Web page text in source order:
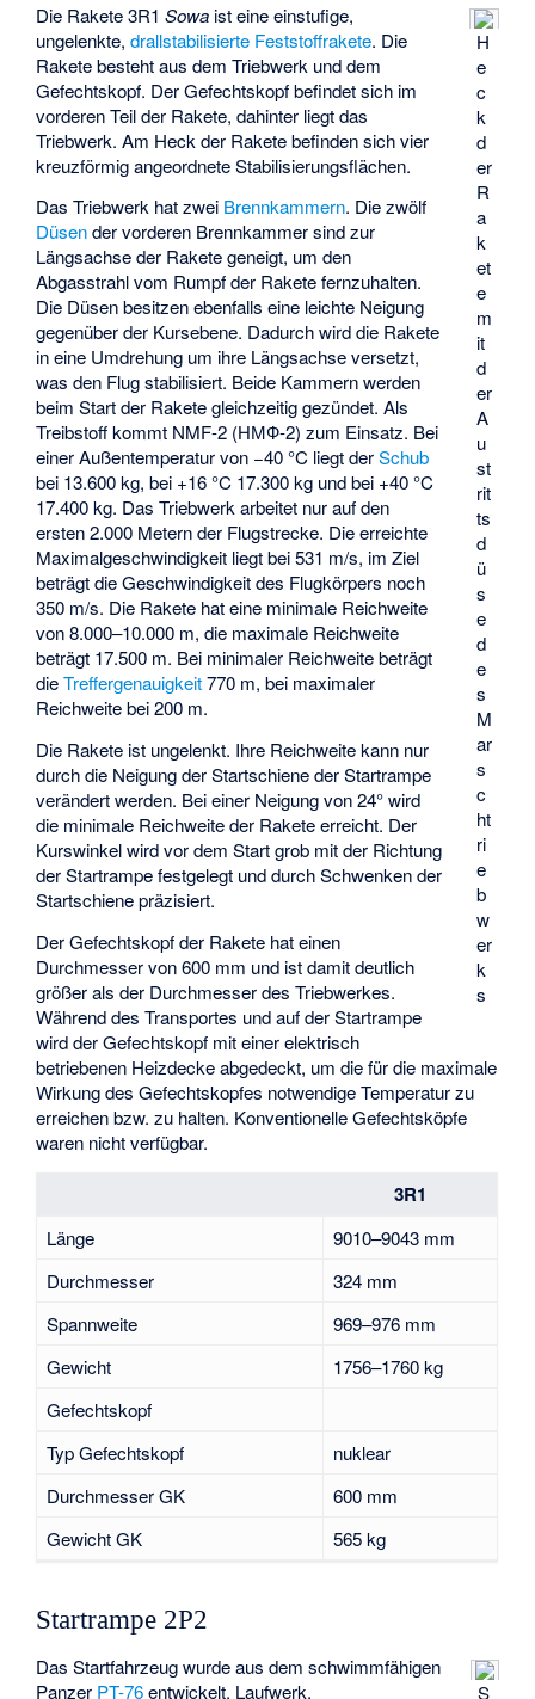
H
e
c
k
d
er
R
a
k
et
e
m
it
d
er
A
u
st
rit
ts
d
ü
s
e
d
e
s
M
ar
s
c
ht
ri
e
b
w
er
k
s
Die Rakete 3R1Sowa ist eine einstufige,
ungelenkte,drallstabilisierte Feststoffrakete. Die
Rakete besteht aus dem Triebwerk und dem
Gefechtskopf. Der Gefechtskopf befindet sich im
vorderen Teil der Rakete, dahinter liegt das
Triebwerk. Am Heck der Rakete befinden sich vier
kreuzförmig angeordnete Stabilisierungsflächen.
Das Triebwerk hat zwei Brennkammern. Die zwölf
Düsender vorderen Brennkammer sind zur
Längsachse der Rakete geneigt, um den
Abgasstrahl vom Rumpf der Rakete fernzuhalten.
Die Düsen besitzen ebenfalls eine leichte Neigung
gegenüber der Kursebene. Dadurch wird die Rakete
in eine Umdrehung um ihre Längsachse versetzt,
was den Flug stabilisiert. Beide Kammern werden
beim Start der Rakete gleichzeitig gezündet. Als
Treibstoff kommt NMF-2 (НМФ-2) zum Einsatz. Bei
einer Außentemperatur von −40 °C liegt derSchub
bei 13.600 kg, bei +16 °C 17.300 kg und bei +40 °C
17.400 kg. Das Triebwerk arbeitet nur auf den
ersten 2.000 Metern der Flugstrecke. Die erreichte
Maximalgeschwindigkeit liegt bei 531 m/s, im Ziel
beträgt die Geschwindigkeit des Flugkörpers noch
350 m/s. Die Rakete hat eine minimale Reichweite
von 8.000–10.000 m, die maximale Reichweite
beträgt 17.500 m. Bei minimaler Reichweite beträgt
dieTreffergenauigkeit770 m, bei maximaler
Reichweite bei 200 m.
Die Rakete ist ungelenkt. Ihre Reichweite kann nur
durch die Neigung der Startschiene der Startrampe
verändert werden. Bei einer Neigung von 24° wird
die minimale Reichweite der Rakete erreicht. Der
Kurswinkel wird vor dem Start grob mit der Richtung
der Startrampe festgelegt und durch Schwenken der
Startschiene präzisiert.
Der Gefechtskopf der Rakete hat einen
Durchmesser von 600 mm und ist damit deutlich
größer als der Durchmesser des Triebwerkes.
Während des Transportes und auf der Startrampe
wird der Gefechtskopf mit einer elektrisch
betriebenen Heizdecke abgedeckt, um die für die maximale
Wirkung des Gefechtskopfes notwendige Temperatur zu
erreichen bzw. zu halten. Konventionelle Gefechtsköpfe
waren nicht verfügbar.
3R1
Länge
9010–9043 mm
Durchmesser
324 mm
Spannweite
969–976 mm
Gewicht
1756–1760 kg
Gefechtskopf
Typ Gefechtskopf
nuklear
Durchmesser GK
600 mm
Gewicht GK
565 kg
Startrampe 2P2
S
Das Startfahrzeug wurde aus dem schwimmfähigen
Panzer PT-76entwickelt. Laufwerk,